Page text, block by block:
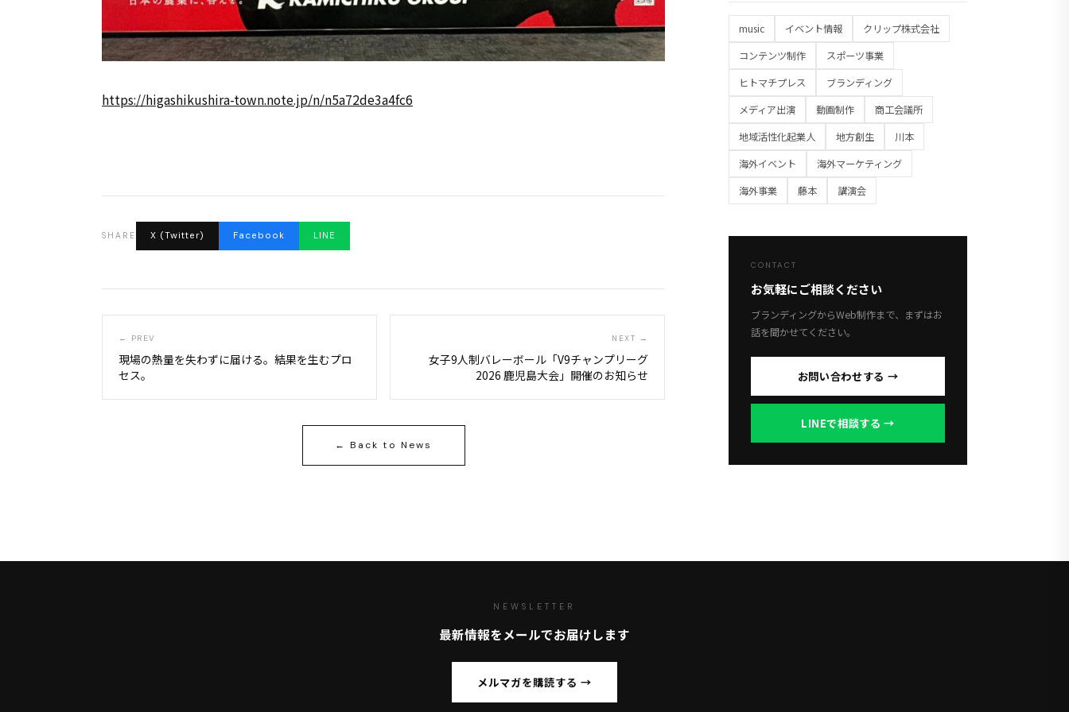
https://higashikushira-town.note.jp/n/n5a72de3a4fc6
SHARE X (Twitter) Facebook LINE
← PREV
現場の熱量を失わずに届ける。結果を生むプロ
セス。
NEXT →
女子9人制バレーボール「V9チャンプリーグ
2026 鹿児島大会」開催のお知らせ
← Back to News
music イベント情報
クリップ株式会社
コンテンツ制作
スポーツ事業
ヒトマチプレス
ブランディング
メディア出演
動画制作
商工会議所
地域活性化起業人
地方創生
川本
海外イベント
海外マーケティング
海外事業
藤本 講演会
CONTACT
お気軽にご相談ください
ブランディングからWeb制作まで、まずはお
話を聞かせてください。
お問い合わせする →
LINEで相談する →
NEWSLETTER
最新情報をメールでお届けします
メルマガを購読する →